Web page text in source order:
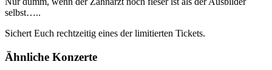
selbst…..
Sichert Euch rechtzeitig eines der limitierten Tickets.
Ähnliche Konzerte